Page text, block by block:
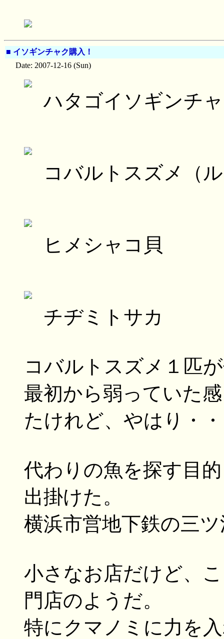
■ イソギンチャク購入！
Date: 2007-12-16 (Sun)
ハタゴイソギンチ
コバルトスズメ（
ヒメシャコ貝
チヂミトサカ
コバルトスズメ１匹
最初から弱っていた
たけれど、やはり・
代わりの魚を探す目
出掛けた。
横浜市営地下鉄の三
小さなお店だけど、
門店のようだ。
特にクマノミに力を